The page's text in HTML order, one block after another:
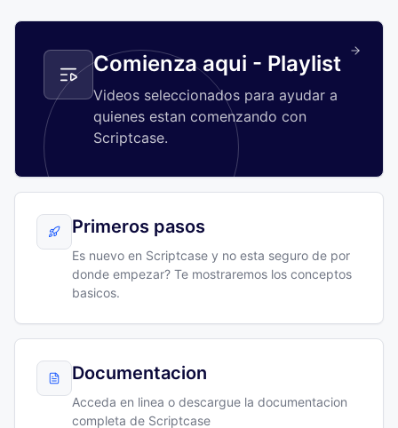
Comienza aqui - Playlist
Videos seleccionados para ayudar a
quienes estan comenzando con
Scriptcase.
Primeros pasos
Es nuevo en Scriptcase y no esta seguro de por
donde empezar? Te mostraremos los conceptos
basicos.
Documentacion
Acceda en linea o descargue la documentacion
completa de Scriptcase